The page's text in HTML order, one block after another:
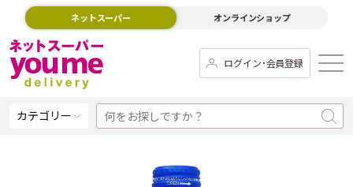
ネットスーパー オンラインショップ
ログイン･会員登録
カテゴリー